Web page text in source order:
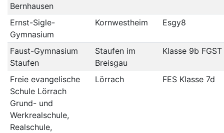
Bernhausen
Ernst-Sigle-
Gymnasium
Kornwestheim Esgy8
Faust-Gymnasium
Staufen
Staufen im
Breisgau
Klasse 9b FGST
Freie evangelische
Schule Lörrach
Grund- und
Werkrealschule,
Realschule,
Lörrach FES Klasse 7d